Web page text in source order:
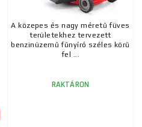
A közepes és nagy méretű füves
területekhez tervezett
benzinüzemű fűnyíró széles körű
fel ...
RAKTÁRON